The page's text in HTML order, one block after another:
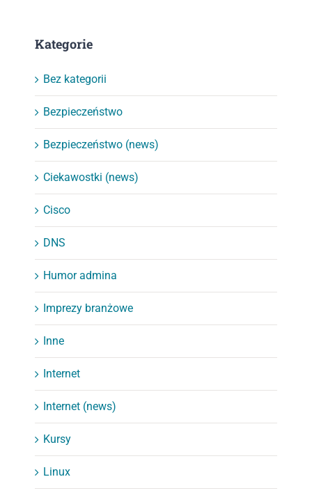
Kategorie
Bez kategorii
Bezpieczeństwo
Bezpieczeństwo (news)
Ciekawostki (news)
Cisco
DNS
Humor admina
Imprezy branżowe
Inne
Internet
Internet (news)
Kursy
Linux